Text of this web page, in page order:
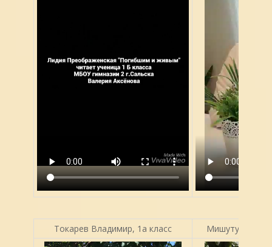
Токарев Владимир, 1а класс Мишутушкина